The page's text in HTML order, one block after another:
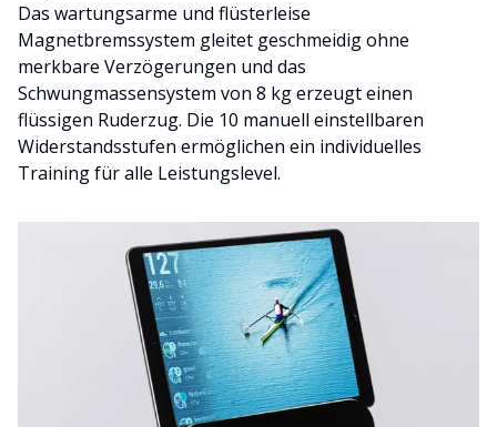
Das wartungsarme und flüsterleise
Magnetbremssystem gleitet geschmeidig ohne
merkbare Verzögerungen und das
Schwungmassensystem von 8 kg erzeugt einen
flüssigen Ruderzug. Die 10 manuell einstellbaren
Widerstandsstufen ermöglichen ein individuelles
Training für alle Leistungslevel.